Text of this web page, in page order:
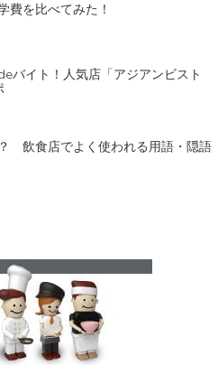
費を比べてみた！
バイト！人気店「アジアンビスト
飲食店でよく使われる用語・隠語